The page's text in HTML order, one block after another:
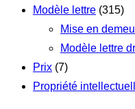
Modèle lettre (315)
Mise en
Modèle lettre
Prix (7)
Propriété